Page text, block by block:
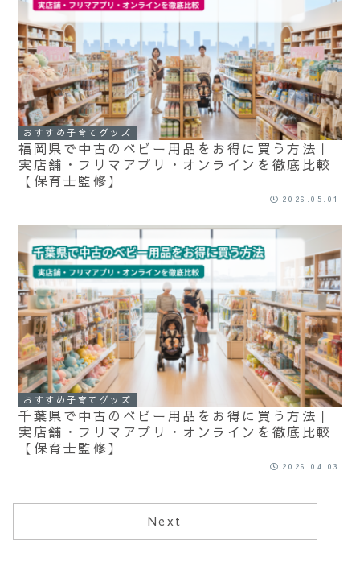
おすすめ子育てグッズ
福岡県で中古のベビー用品をお得に買う方法｜
実店舗・フリマアプリ・オンラインを徹底比較
【保育士監修】
2026.05.01
おすすめ子育てグッズ
千葉県で中古のベビー用品をお得に買う方法｜
実店舗・フリマアプリ・オンラインを徹底比較
【保育士監修】
2026.04.03
Next